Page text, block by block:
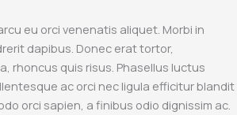
eu orci venenatis aliquet. Morbi in
dapibus. Donec erat tortor,
rhoncus quis risus. Phasellus luctus
ac orci nec ligula efficitur blandit
orci sapien, a finibus odio dignissim ac.